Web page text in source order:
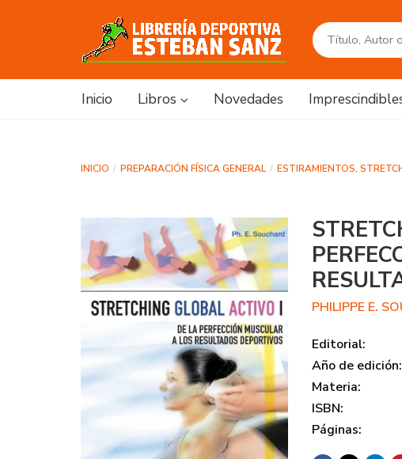
Inicio Libros Novedades
INICIO PREPARACIÓN FÍSICA GENERAL ESTIRAMIENTOS,
PHILIPPE E.
Editorial:
Año de edición:
Materia:
ISBN:
Páginas: